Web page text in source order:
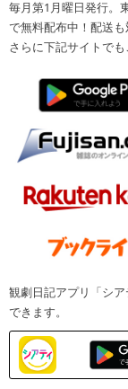
毎月第1月曜日発行。
で無料配布中！配送も
さらに下記サイトで
観劇日記アプリ「シ
できます。